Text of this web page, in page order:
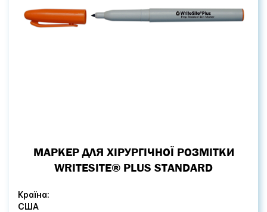
МАРКЕР ДЛЯ ХІРУРГІЧНОЇ РОЗМІТКИ
WRITESITE® PLUS STANDARD
Країна:
США